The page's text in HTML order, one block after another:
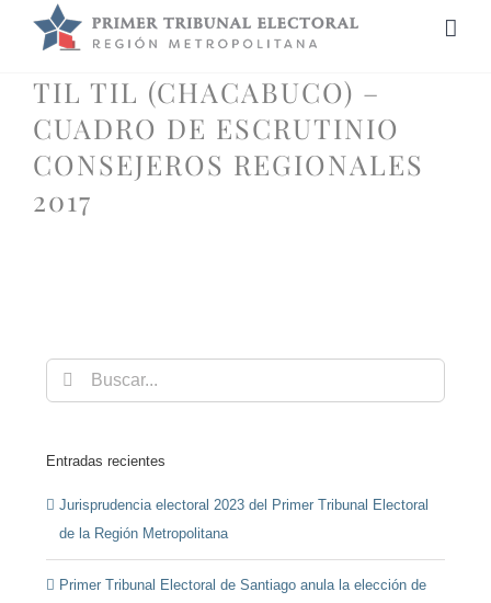
TIL TIL (CHACABUCO) –
CUADRO DE ESCRUTINIO
CONSEJEROS REGIONALES
2017
Buscar:
Entradas recientes
Jurisprudencia electoral 2023 del Primer Tribunal Electoral
de la Región Metropolitana
Primer Tribunal Electoral de Santiago anula la elección de